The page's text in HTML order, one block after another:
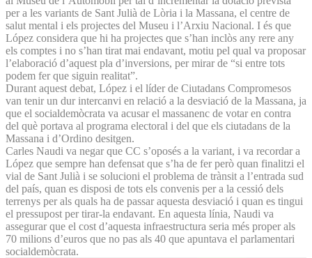
per a les variants de Sant Julià de Lòria i la Massana, el centre de
salut mental i els projectes del Museu i l’Arxiu Nacional. I és que
López considera que hi ha projectes que s’han inclòs any rere any
els comptes i no s’han tirat mai endavant, motiu pel qual va proposar
l’elaboració d’aquest pla d’inversions, per mirar de “si entre tots
podem fer que siguin realitat”.
Durant aquest debat, López i el líder de Ciutadans Compromesos
van tenir un dur intercanvi en relació a la desviació de la Massana, ja
que el socialdemòcrata va acusar el massanenc de votar en contra
del què portava al programa electoral i del que els ciutadans de la
Massana i d’Ordino desitgen.
Carles Naudi va negar que CC s’oposés a la variant, i va recordar a
López que sempre han defensat que s’ha de fer però quan finalitzi el
vial de Sant Julià i se solucioni el problema de trànsit a l’entrada sud
del país, quan es disposi de tots els convenis per a la cessió dels
terrenys per als quals ha de passar aquesta desviació i quan es tingui
el pressupost per tirar-la endavant. En aquesta línia, Naudi va
assegurar que el cost d’aquesta infraestructura seria més proper als
70 milions d’euros que no pas als 40 que apuntava el parlamentari
socialdemòcrata.